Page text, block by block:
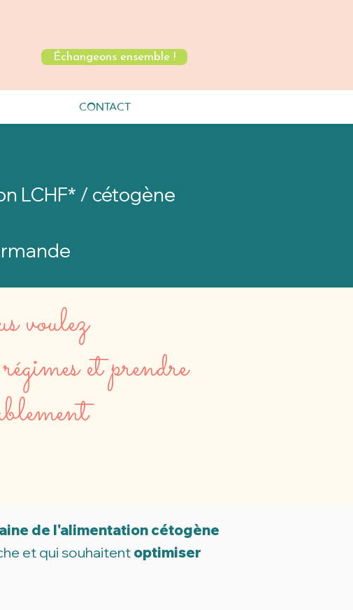
Échangeons ensemble !
CONTACT
LCHF* / cétogène
voulez
et prendre
de l'alimentation cétogène
et qui souhaitent optimiser